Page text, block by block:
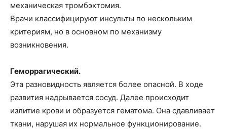
механическая тромбэктомия.
Врачи классифицируют инсульты по нескольким
критериям, но в основном по механизму
возникновения.
Геморрагический.
Эта разновидность является более опасной. В ходе
развития надрывается сосуд. Далее происходит
излитие крови и образуется гематома. Она сдавливает
ткани, нарушая их нормальное функционирование.